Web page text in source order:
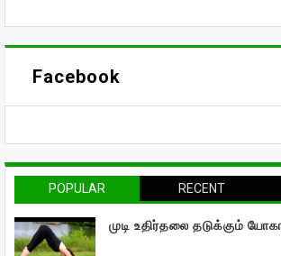
Facebook
POPULAR RECENT
முடி உதிர்தலை தடுக்கும்